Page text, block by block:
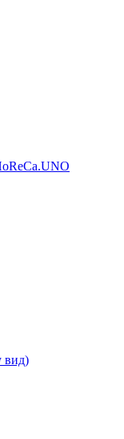
вид)